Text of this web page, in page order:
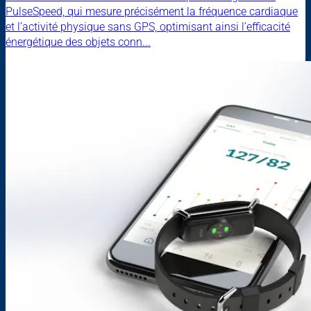
PulseSpeed, qui mesure précisément la fréquence cardiaque
et l’activité physique sans GPS, optimisant ainsi l’efficacité
énergétique des objets conn...